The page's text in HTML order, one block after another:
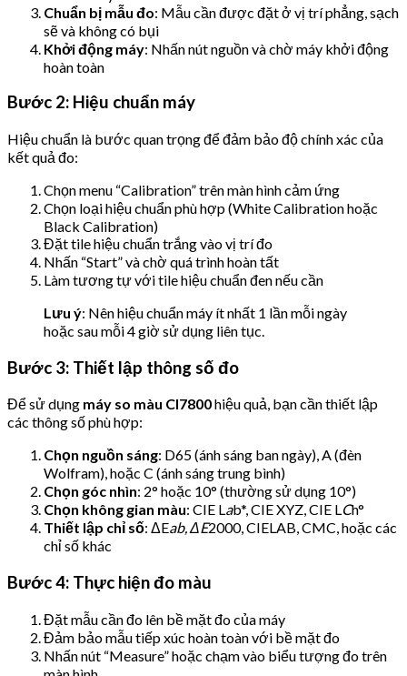
Chuẩn bị mẫu đo: Mẫu cần được đặt ở vị trí phẳng, sạch
sẽ và không có bụi
Khởi động máy: Nhấn nút nguồn và chờ máy khởi động
hoàn toàn
Bước 2: Hiệu chuẩn máy
Hiệu chuẩn là bước quan trọng để đảm bảo độ chính xác của
kết quả đo:
Chọn menu “Calibration” trên màn hình cảm ứng
Chọn loại hiệu chuẩn phù hợp (White Calibration hoặc
Black Calibration)
Đặt tile hiệu chuẩn trắng vào vị trí đo
Nhấn “Start” và chờ quá trình hoàn tất
Làm tương tự với tile hiệu chuẩn đen nếu cần
Lưu ý: Nên hiệu chuẩn máy ít nhất 1 lần mỗi ngày
hoặc sau mỗi 4 giờ sử dụng liên tục.
Bước 3: Thiết lập thông số đo
Để sử dụng máy so màu CI7800hiệu quả, bạn cần thiết lập
các thông số phù hợp:
Chọn nguồn sáng: D65 (ánh sáng ban ngày), A (đèn
Wolfram), hoặc C (ánh sáng trung bình)
Chọn góc nhìn: 2° hoặc 10° (thường sử dụng 10°)
Chọn không gian màu: CIE Lab*, CIE XYZ, CIE LCh°
Thiết lập chỉ số: ΔEab, ΔE2000, CIELAB, CMC, hoặc các
chỉ số khác
Bước 4: Thực hiện đo màu
Đặt mẫu cần đo lên bề mặt đo của máy
Đảm bảo mẫu tiếp xúc hoàn toàn với bề mặt đo
Nhấn nút “Measure” hoặc chạm vào biểu tượng đo trên